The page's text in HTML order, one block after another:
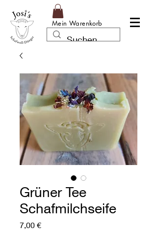
Mein Warenkorb
Grüner Tee
Schafmilchseife
7,00 €Preis